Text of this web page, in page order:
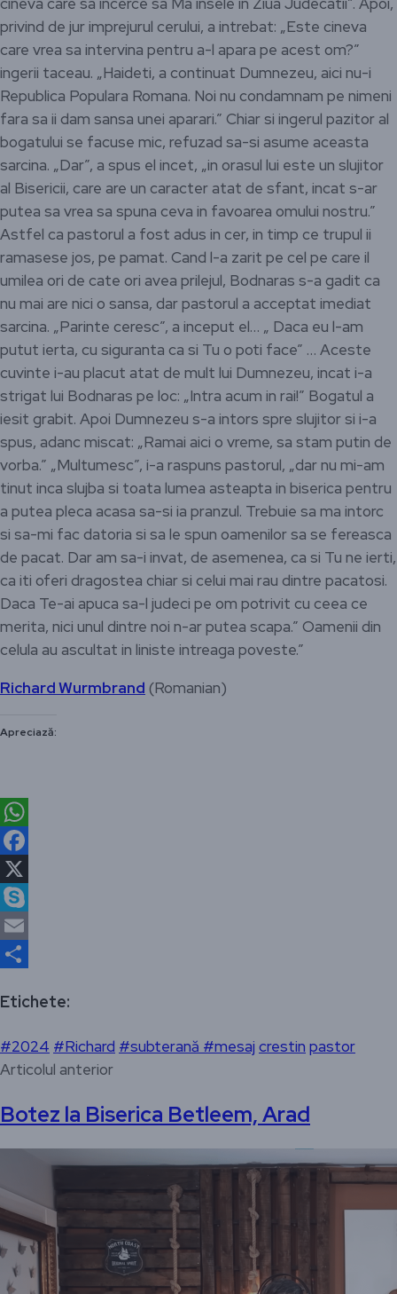
privind de jur imprejurul cerului, a intrebat: „Este cineva
care vrea sa intervina pentru a-l apara pe acest om?”
ingerii taceau. „Haideti, a continuat Dumnezeu, aici nu-i
Republica Populara Romana. Noi nu condamnam pe nimeni
fara sa ii dam sansa unei aparari.” Chiar si ingerul pazitor al
bogatului se facuse mic, refuzad sa-si asume aceasta
sarcina. „Dar”, a spus el incet, „in orasul lui este un slujitor
al Bisericii, care are un caracter atat de sfant, incat s-ar
putea sa vrea sa spuna ceva in favoarea omului nostru.”
Astfel ca pastorul a fost adus in cer, in timp ce trupul ii
ramasese jos, pe pamat. Cand l-a zarit pe cel pe care il
umilea ori de cate ori avea prilejul, Bodnaras s-a gadit ca
nu mai are nici o sansa, dar pastorul a acceptat imediat
sarcina. „Parinte ceresc”, a inceput el… „ Daca eu l-am
putut ierta, cu siguranta ca si Tu o poti face” … Aceste
cuvinte i-au placut atat de mult lui Dumnezeu, incat i-a
strigat lui Bodnaras pe loc: „Intra acum in rai!” Bogatul a
iesit grabit. Apoi Dumnezeu s-a intors spre slujitor si i-a
spus, adanc miscat: „Ramai aici o vreme, sa stam putin de
vorba.” „Multumesc”, i-a raspuns pastorul, „dar nu mi-am
tinut inca slujba si toata lumea asteapta in biserica pentru
a putea pleca acasa sa-si ia pranzul. Trebuie sa ma intorc
si sa-mi fac datoria si sa le spun oamenilor sa se fereasca
de pacat. Dar am sa-i invat, de asemenea, ca si Tu ne ierti,
ca iti oferi dragostea chiar si celui mai rau dintre pacatosi.
Daca Te-ai apuca sa-l judeci pe om potrivit cu ceea ce
merita, nici unul dintre noi n-ar putea scapa.” Oamenii din
celula au ascultat in liniste intreaga poveste.”
Richard Wurmbrand (Romanian)
Apreciază:
WhatsApp
Facebook
X
Skype
Email
Etichete:
#2024 #Richard #subterană #mesaj crestin pastor
Articolul anterior
Botez la Biserica Betleem, Arad